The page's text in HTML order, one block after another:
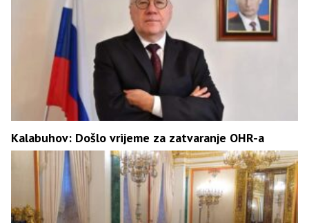
Kalabuhov: Došlo vrijeme za zatvaranje OHR-a